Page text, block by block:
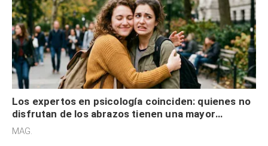
Los expertos en psicología coinciden: quienes no
disfrutan de los abrazos tienen una mayor
sensibilidad a los estímulos físicos y no es por
MAG.